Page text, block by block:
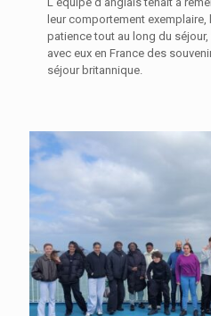
leur comportement
patience tout au long du
avec eux en France des
séjour britannique.